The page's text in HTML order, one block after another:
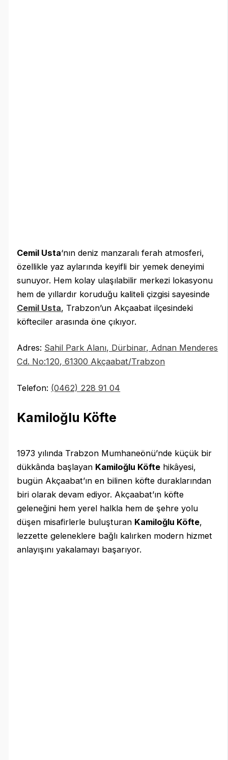
Cemil Usta‘nın deniz manzaralı ferah atmosferi,
özellikle yaz aylarında keyifli bir yemek deneyimi
sunuyor. Hem kolay ulaşılabilir merkezi lokasyonu
hem de yıllardır koruduğu kaliteli çizgisi sayesinde
Cemil Usta, Trabzon’un Akçaabat ilçesindeki
köfteciler arasında öne çıkıyor.
Adres: Sahil Park Alanı, Dürbinar, Adnan Menderes
Cd. No:120, 61300 Akçaabat/Trabzon
Telefon: (0462) 228 91 04
Kamiloğlu Köfte
1973 yılında Trabzon Mumhaneönü’nde küçük bir
dükkânda başlayan Kamiloğlu Köfte hikâyesi,
bugün Akçaabat’ın en bilinen köfte duraklarından
biri olarak devam ediyor. Akçaabat’ın köfte
geleneğini hem yerel halkla hem de şehre yolu
düşen misafirlerle buluşturan Kamiloğlu Köfte,
lezzette geleneklere bağlı kalırken modern hizmet
anlayışını yakalamayı başarıyor.